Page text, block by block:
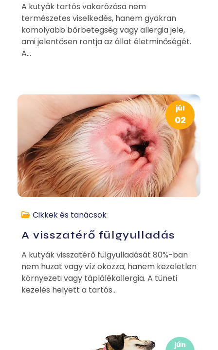
A kutyák tartós vakarózása nem
természetes viselkedés, hanem gyakran
komolyabb bőrbetegség vagy allergia jele,
ami jelentősen rontja az állat életminőségét.
A...
júl
02
Cikkek és tanácsok
A visszatérő fülgyulladás
A kutyák visszatérő fülgyulladását 80%-ban
nem huzat vagy víz okozza, hanem kezeletlen
környezeti vagy táplálékallergia. A tüneti
kezelés helyett a tartós...
jún